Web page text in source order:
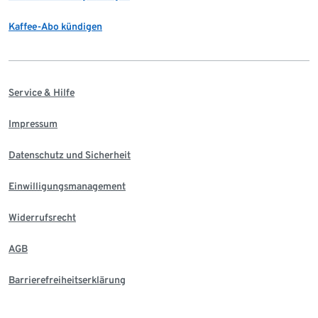
Kaffee-Abo kündigen
Service & Hilfe
Impressum
Datenschutz und Sicherheit
Einwilligungsmanagement
Widerrufsrecht
AGB
Barrierefreiheitserklärung